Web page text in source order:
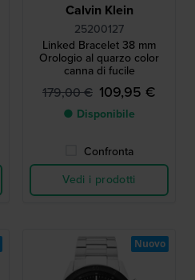
Calvin Klein
25200127
Linked Bracelet 38 mm
Orologio al quarzo color
canna di fucile
179,00 € 109,95 €
● Disponibile
Confronta
Vedi i prodotti
Nuovo